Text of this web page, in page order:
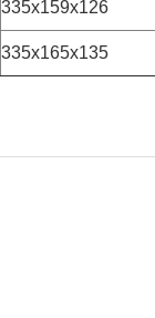
335x159x126
335x165x135